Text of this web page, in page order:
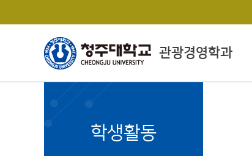
관광경영학과
College of Economics
& Business Administrat
학생활동